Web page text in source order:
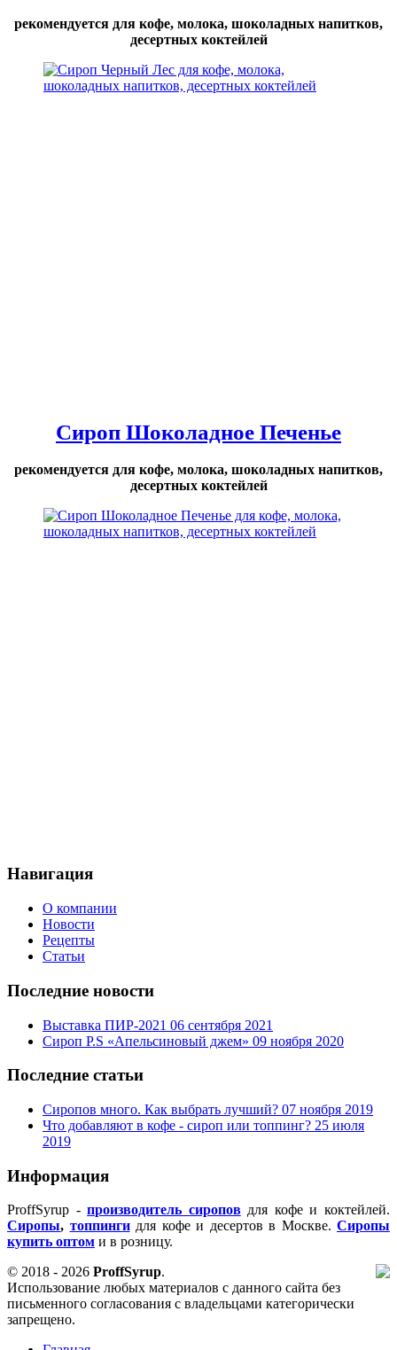
рекомендуется для кофе, молока, шоколадных напитков,
десертных коктейлей
Сироп Шоколадное Печенье
рекомендуется для кофе, молока, шоколадных напитков,
десертных коктейлей
Навигация
О компании
Новости
Рецепты
Статьи
Последние новости
Выставка ПИР-2021 06 сентября 2021
Сироп P.S «Апельсиновый джем» 09 ноября 2020
Последние статьи
Сиропов много. Как выбрать лучший? 07 ноября 2019
Что добавляют в кофе - сироп или топпинг? 25 июля
2019
Информация
ProffSyrup -производитель сироповдля кофе и коктейлей.
Сиропы, топпингидля кофе и десертов в Москве. Сиропы
купить оптом и в розницу.
© 2018 - 2026 ProffSyrup.
Использование любых материалов с данного сайта без
письменного согласования с владельцами категорически
запрещено.